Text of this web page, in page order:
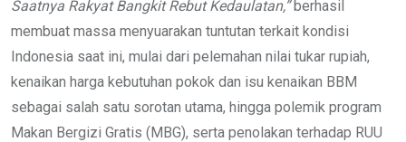
Saatnya Rakyat Bangkit Rebut Kedaulatan,”berhasil
membuat massa menyuarakan tuntutan terkait kondisi
Indonesia saat ini, mulai dari pelemahan nilai tukar rupiah,
kenaikan harga kebutuhan pokok dan isu kenaikan BBM
sebagai salah satu sorotan utama, hingga polemik program
Makan Bergizi Gratis (MBG), serta penolakan terhadap RUU